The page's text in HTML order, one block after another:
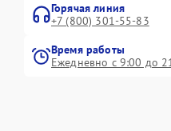
Горячая линия
+7 (800) 301-55-83
Время работы
Ежедневно с 9:00 до